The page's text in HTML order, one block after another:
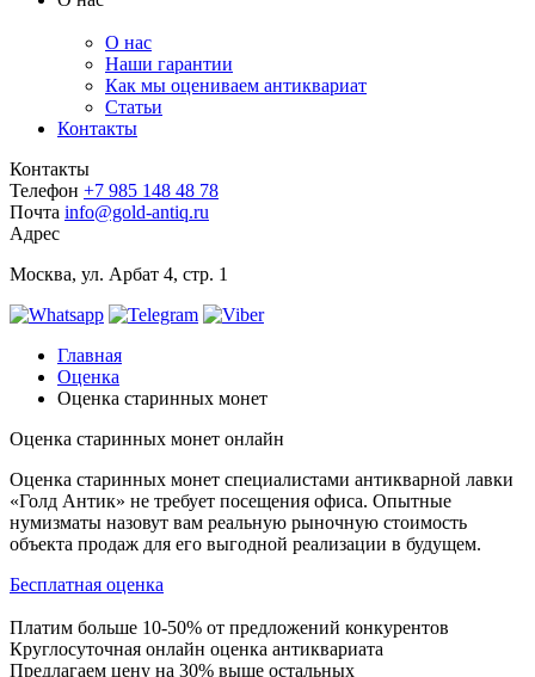
О нас
Наши гарантии
Как мы оцениваем антиквариат
Статьи
Контакты
Контакты
Телефон +7 985 148 48 78
Почта info@gold-antiq.ru
Адрес
Москва, ул. Арбат 4, стр. 1
Главная
Оценка
Оценка старинных монет
Оценка старинных монет онлайн
Оценка старинных монет специалистами антикварной лавки
«Голд Антик» не требует посещения офиса. Опытные
нумизматы назовут вам реальную рыночную стоимость
объекта продаж для его выгодной реализации в будущем.
Бесплатная оценка
Платим больше 10-50% от предложений конкурентов
Круглосуточная онлайн оценка антиквариата
Предлагаем цену на 30% выше остальных